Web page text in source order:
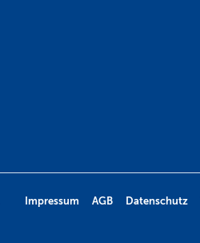
Impressum AGB Datenschutz